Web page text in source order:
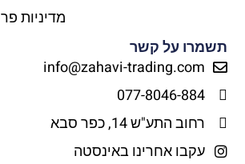
מדיניות
תשמרו על קשר
info@zahavi-trading.com
077-8046-884
רחוב התע"ש 14, כפר סבא
עקבו אחרינו באינסטה